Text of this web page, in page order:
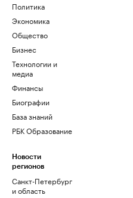
Политика
Экономика
Общество
Бизнес
Технологии и
медиа
Финансы
Биографии
База знаний
РБК Образование
Новости
регионов
Санкт-Петербург
и область